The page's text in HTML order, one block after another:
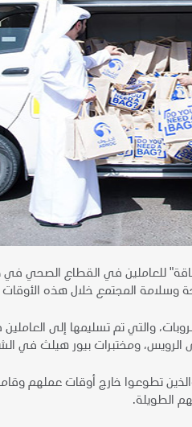
الماضيين بتقديم حوالي 1000 من "حزم الطاقة"
والتي تم تسليمها إلى
ومختبرات بيور هيلث في
تطوعوا خارج أوقات عملهم
الطويلة.